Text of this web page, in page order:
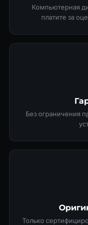
Компьютерная
платите за
Без ограничения
Только